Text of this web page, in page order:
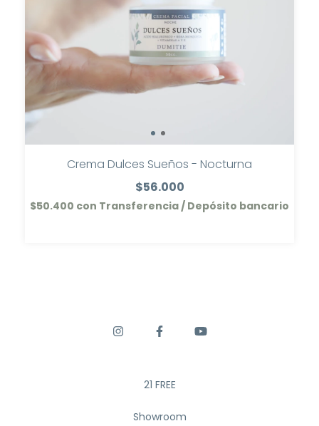
Crema Dulces Sueños - Nocturna
$56.000
$50.400 con Transferencia / Depósito bancario
21 FREE
Showroom